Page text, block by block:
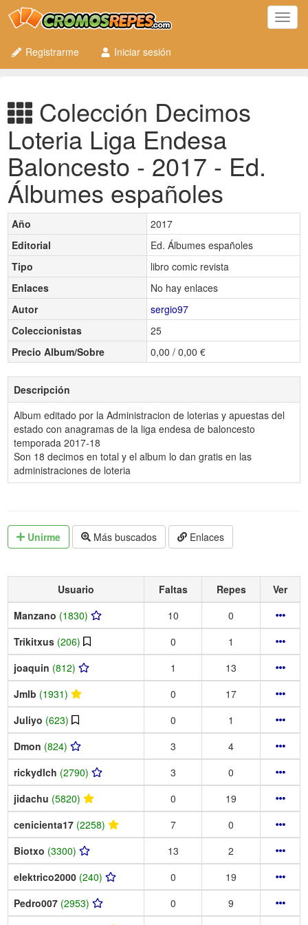
Registrarme
Iniciar sesión
Colección Decimos
Loteria Liga Endesa
Baloncesto - 2017 - Ed.
Álbumes españoles
Año
2017
Editorial
Ed. Álbumes españoles
Tipo
libro comic revista
Enlaces
No hay enlaces
Autor
sergio97
Coleccionistas
25
Precio Album/Sobre
0,00 / 0,00 €
Descripción
Album editado por la Administracion de loterias y apuestas del
estado con anagramas de la liga endesa de baloncesto
temporada 2017-18
Son 18 decimos en total y el album lo dan gratis en las
administraciones de loteria
Unirme Más buscados Enlaces
Usuario Faltas Repes
Ver
Manzano (1830) 10
0
Trikitxus (206) 0
1
joaquin (812) 1
13
Jmlb (1931) 0
17
Juliyo (623) 0
1
Dmon (824) 3
4
rickydlch (2790) 3
0
jidachu (5820) 0
19
cenicienta17 (2258) 7
0
Biotxo (3300) 13
2
elektrico2000 (240) 0
19
Pedro007 (2953) 0
9